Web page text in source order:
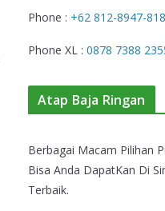
Phone : +62 812-8947-
Phone XL : 0878 7388
Atap Baja Ringan
Berbagai Macam Pilihan
Bisa Anda DapatKan Di
Terbaik.